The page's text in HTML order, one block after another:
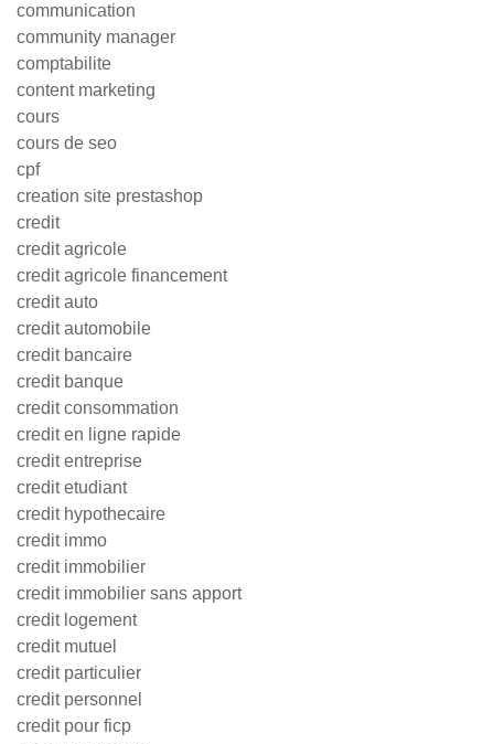
communication
community manager
comptabilite
content marketing
cours
cours de seo
cpf
creation site prestashop
credit
credit agricole
credit agricole financement
credit auto
credit automobile
credit bancaire
credit banque
credit consommation
credit en ligne rapide
credit entreprise
credit etudiant
credit hypothecaire
credit immo
credit immobilier
credit immobilier sans apport
credit logement
credit mutuel
credit particulier
credit personnel
credit pour ficp